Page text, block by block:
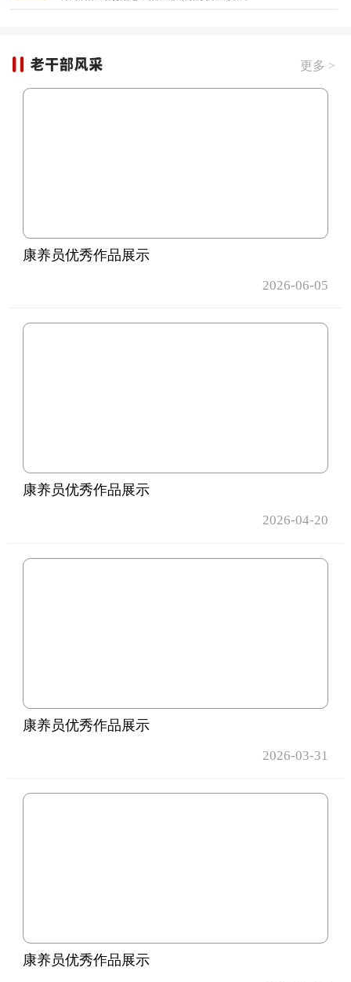
更多 >
康养员优秀作品展示
2026-06-05
康养员优秀作品展示
2026-04-20
康养员优秀作品展示
2026-03-31
康养员优秀作品展示